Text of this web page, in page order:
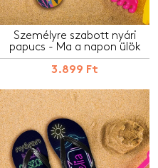
Személyre szabott nyári
papucs - Ma a napon ülök
3.899 Ft